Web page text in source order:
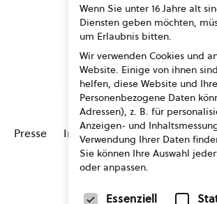
Kontakt
Presse Impressum Datenschutz
Wenn Sie unter 16 Jahre alt
Diensten geben möchten,
um Erlaubnis bitten.
Wir verwenden Cookies und
Website. Einige von ihnen
helfen, diese Website und
Personenbezogene Daten
Adressen), z. B. für
Anzeigen- und
Verwendung Ihrer Daten
Sie können Ihre Auswahl
oder anpassen.
Datenschutzeinstellungen
Essenziell